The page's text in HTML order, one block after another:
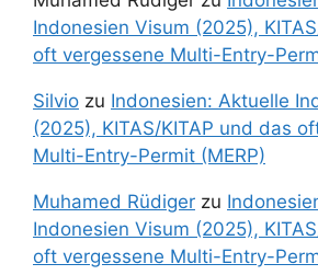
Indonesien Visum (2025),
oft vergessene Multi-Entry-
Silvio zu Indonesien: Aktuelle
(2025), KITAS/KITAP und das
Multi-Entry-Permit (MERP)
Muhamed Rüdiger zu
Indonesien Visum (2025),
oft vergessene Multi-Entry-